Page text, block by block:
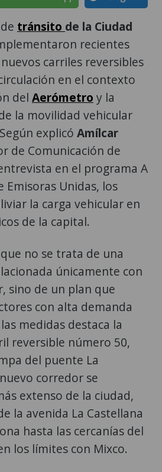
recientes
carriles reversibles
en el contexto
delAerómetroy la
la movilidad vehicular
explicóAmílcar
de Comunicación de
en el programa A
Emisoras Unidas, los
la carga vehicular en
de la capital.
no se trata de una
sino de un plan que
con alta demanda
medidas destaca la
reversible número 50,
del puente La
corredor se
extenso de la ciudad,
la avenida La Castellana
hasta las cercanías del
los límites con Mixco.
este carril